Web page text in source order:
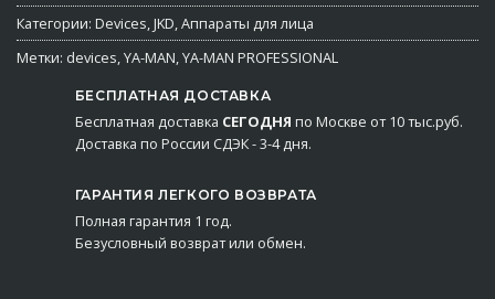
Категории: Devices,JKD,Аппараты для лица
Метки: devices,YA-MAN,YA-MAN PROFESSIONAL
БЕСПЛАТНАЯ ДОСТАВКА
Бесплатная доставка СЕГОДНЯ по Москве от 10 тыс.руб.
Доставка по России СДЭК - 3-4 дня.
ГАРАНТИЯ ЛЕГКОГО ВОЗВРАТА
Полная гарантия 1 год.
Безусловный возврат или обмен.